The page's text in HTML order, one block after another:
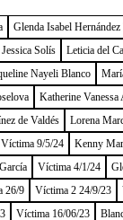
Glenda Isabel
Jessica Solís Leticia del
Nayeli Blanco
Katherine
de Valdés Lorena
Víctima 9/5/24 Kenny
Víctima 4/1/24
26/9 Víctima 2 24/9/23
Víctima 16/06/23